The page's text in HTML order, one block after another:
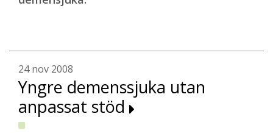
24 nov 2008
Yngre demenssjuka utan
anpassat stöd